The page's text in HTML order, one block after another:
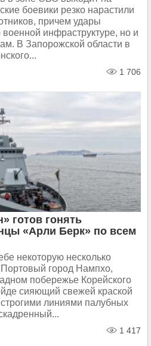
боевики резко нарастили
причем удары
военной инфраструктуре, но и
В Запорожской области в
1 706
готов гонять
«Арли Берк» по всем
некоторую несколько
Портовый город Нампхо,
побережье Корейского
сияющий свежей краской
линиями палубных
1 417